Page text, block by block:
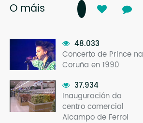
O máis
48.033
Concerto de Prince na
Coruña en 1990
37.934
Inauguración do
centro comercial
Alcampo de Ferrol